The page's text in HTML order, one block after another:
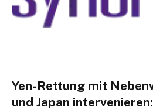
Yen-Rettung mit
und Japan